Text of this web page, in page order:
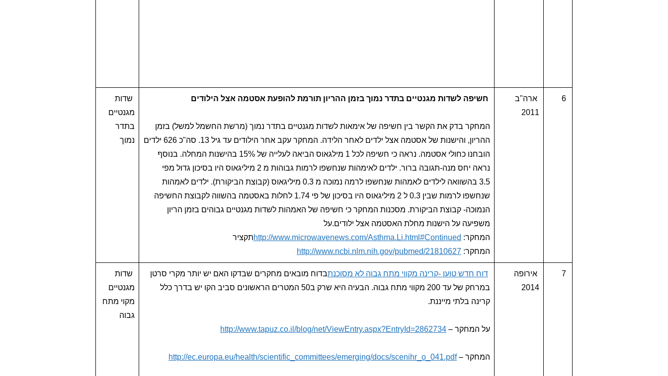
ארה"ב
2011
חשיפה לשדות מגנטיים בתדר נמוך בזמן ההריון תורמת להופעת אסטמה אצל הילודים
המחקר בדק את הקשר בין חשיפה של אימאות לשדות מגנטיים בתדר נמוך (מרשת החשמל למשל) בזמן
ההריון, והישנות של אסטמה אצל ילדים לאחר הלידה. המחקר עקב אחר הילודים עד גיל 13. סה"כ 626 ילדים
הובחנו כחולי אסטמה. נראה כי חשיפה לכל 1 מילגאוס הביאה לעלייה של 15% בהישנות המחלה. בנוסף
נראה יחס מנה-תגובה ברור. ילדים לאימהות שנחשפו לרמות גבוהות מ 2 מיליגאוס היו בסיכון גדול מפי
3.5 בהשוואה לילדים לאמהות שנחשפו לרמה נמוכה מ 0.3 מיליגאוס (קבוצת הביקורת). ילדים לאמהות
שנחשפו לרמות שבין 0.3 ל 2 מיליגאוס היו בסיכון של פי 1.74 לחלות באסטמה בהשווה לקבוצת החשיפה
הנמוכה- קבוצת הביקורת. מסכנות המחקר כי חשיפה של האמהות לשדות מגנטיים גבוהים בזמן הריון
משפיעה על הישנות מחלת האסטמה אצל ילודים.על
המחקר: http://www.microwavenews.com/Asthma.Li.html#Continuedתקציר
המחקר: http://www.ncbi.nlm.nih.gov/pubmed/21810627
שדות
מגנטיים
בתדר
נמוך
אירופה
2014
דוח חדש טוען -קרינה מקווי מתח גבוה לא מסוכנתבדוח מובאים מחקרים שבדקו האם יש יותר מקרי סרטן
במרחק של עד 200 מקווי מתח גבוה. הבעיה היא שרק ב50 המטרים הראשונים סביב הקו יש בדרך כלל
קרינה בלתי מייננת.
על המחקר – http://www.tapuz.co.il/blog/net/ViewEntry.aspx?EntryId=2862734
המחקר –http://ec.europa.eu/health/scientific_committees/emerging/docs/scenihr_o_041.pdf
שדות
מגנטיים
מקוי מתח
גבוה